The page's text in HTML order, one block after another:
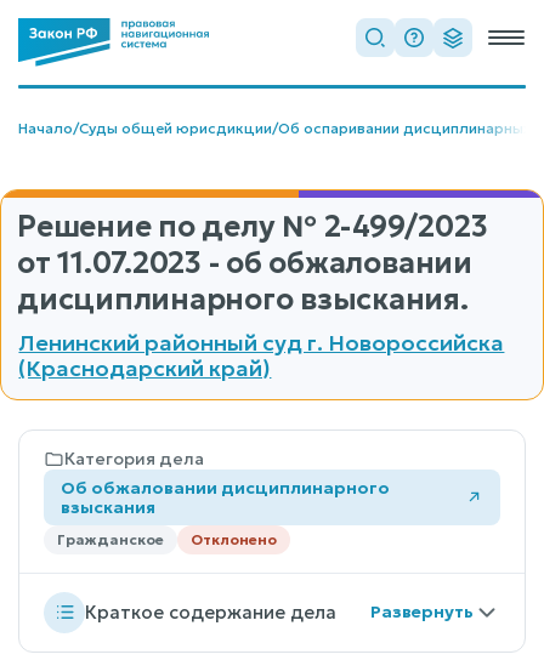
Начало/Суды общей юрисдикции/Об оспаривании дисциплинарных
Решение по делу № 2-499/2023
от 11.07.2023 - об обжаловании
дисциплинарного взыскания.
Ленинский районный суд г. Новороссийска
(Краснодарский край)
Категория дела
Об обжаловании дисциплинарного
взыскания
Гражданское Отклонено
Краткое содержание дела